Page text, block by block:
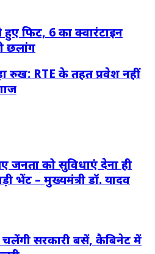
फिट, 6 का क्वारंटाइन
छलांग
रुख: RTE के तहत प्रवेश नहीं
जनता को सुविधाएं देना ही
भेंट – मुख्यमंत्री डॉ. यादव
सरकारी बसें, कैबिनेट में